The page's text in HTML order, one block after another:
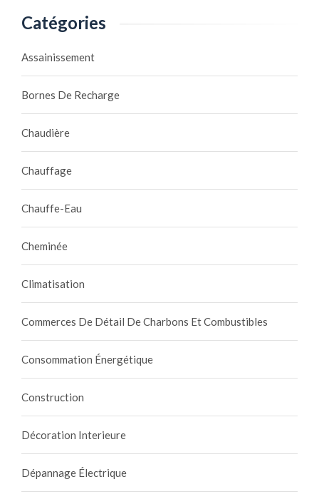
Catégories
Assainissement
Bornes De Recharge
Chaudière
Chauffage
Chauffe-Eau
Cheminée
Climatisation
Commerces De Détail De Charbons Et Combustibles
Consommation Énergétique
Construction
Décoration Interieure
Dépannage Électrique